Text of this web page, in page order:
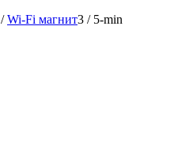
/ Wi-Fi магнит3 / 5-min